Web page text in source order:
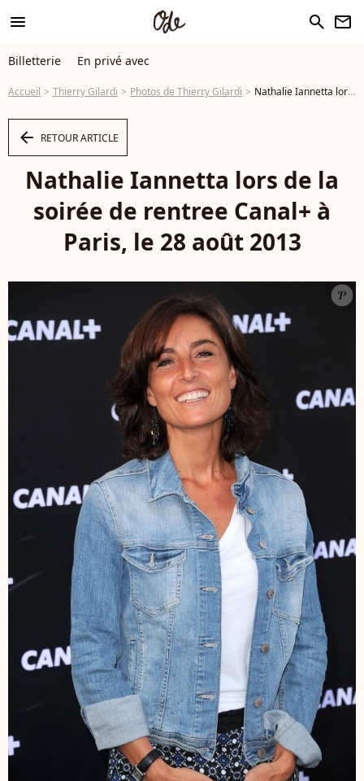
menu search newsletter
Billetterie En privé avec
Accueil Thierry Gilardi Photos de Thierry Gilardi Nathalie Iannetta lors de la soirée de rentree Canal+ à Paris, le 28 août 2013 - Photo
arrow_left RETOUR ARTICLE
Nathalie Iannetta lors de la
soirée de rentree Canal+ à
Paris, le 28 août 2013